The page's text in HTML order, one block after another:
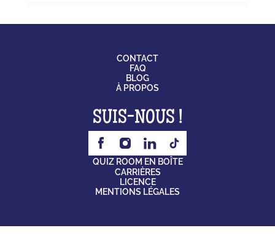
CONTACT
FAQ
BLOG
À PROPOS
SUIS-NOUS !
QUIZ ROOM EN BOÎTE
CARRIÈRES
LICENCE
MENTIONS LÉGALES